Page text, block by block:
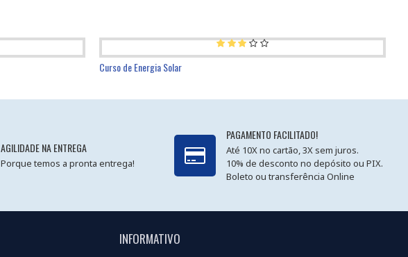
Curso de Energia Solar
AGILIDADE NA ENTREGA
Porque temos a pronta entrega!
PAGAMENTO FACILITADO!
Até 10X no cartão, 3X sem juros.
10% de desconto no depósito ou PIX.
Boleto ou transferência Online
INFORMATIVO